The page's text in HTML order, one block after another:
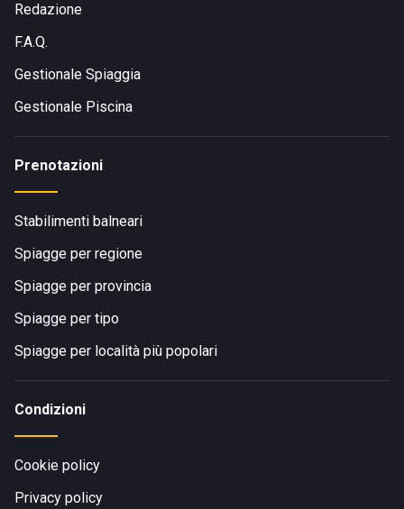
Redazione
F.A.Q.
Gestionale Spiaggia
Gestionale Piscina
Prenotazioni
Stabilimenti balneari
Spiagge per regione
Spiagge per provincia
Spiagge per tipo
Spiagge per località più popolari
Condizioni
Cookie policy
Privacy policy